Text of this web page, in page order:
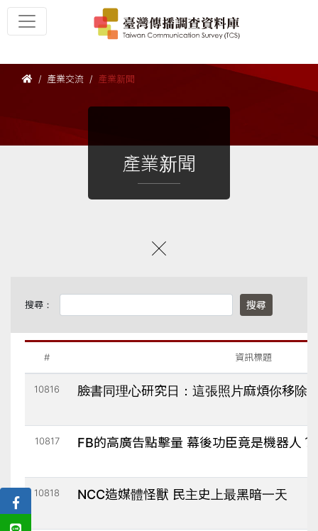
產業交流 產業新聞
產業新聞
搜尋： 搜尋
# 資訊標題
10816 臉書同理心研究日：這張照片麻煩你移除
10817 FB的高廣告點擊量 幕後功臣竟是機器人？
10818 NCC造媒體怪獸 民主史上最黑暗一天